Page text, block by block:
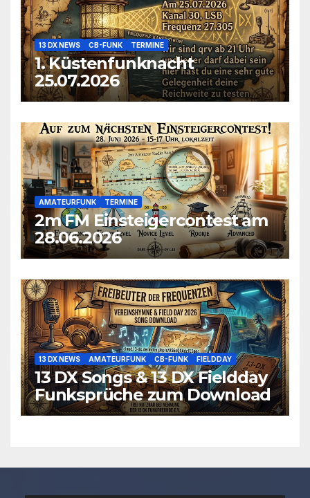
13 DX NEWS CB-FUNK TERMINE
1. Küstenfunknacht
25.07.2026
AMATEURFUNK TERMINE
2m FM Einsteigercontest am
28.06.2026
13 DX NEWS AMATEURFUNK CB-FUNK FIELDDAY
13 DX Songs & 13 DX Fieldday
Funksprüche zum Download